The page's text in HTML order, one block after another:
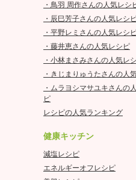
・鳥羽 周作さんの人気レシ
・辰巳芳子さんの人気レシ
・平野レミさんの人気レシ
・藤井恵さんの人気レシピ
・小林まさみさんの人気レ
・きじまりゅうたさんの人
・ムラヨシマサユキさんの
ピ
レシピの人気ランキング
健康キッチン
減塩レシピ
エネルギーオフレシピ